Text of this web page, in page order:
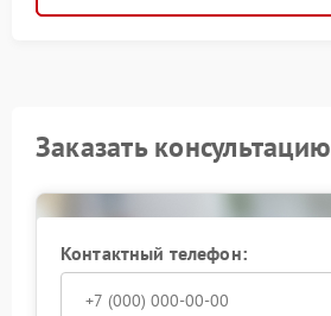
Заказать консультацию
Контактный телефон: